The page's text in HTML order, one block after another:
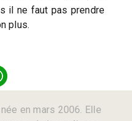
il ne faut pas prendre
plus.
en mars 2006. Elle